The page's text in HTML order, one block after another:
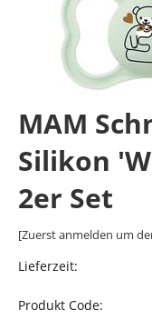
MAM
Silikon
2er Set
[Zuerst anmelden um
Lieferzeit:
Produkt Code: